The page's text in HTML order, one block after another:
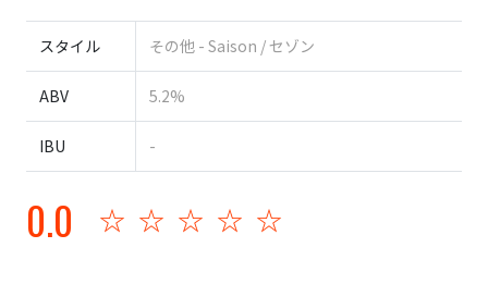
スタイル その他 - Saison / セゾン
ABV 5.2%
IBU -
0.0 ☆☆☆☆☆